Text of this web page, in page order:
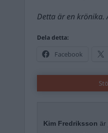
Detta är en krönika.
Dela detta:
Facebook
Kim Fredriksson är